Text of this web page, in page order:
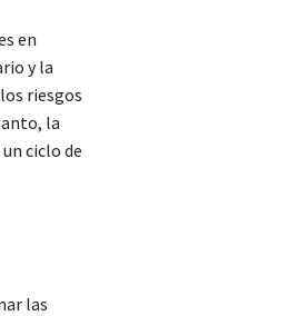
en
y la
riesgos
la
ciclo de
las